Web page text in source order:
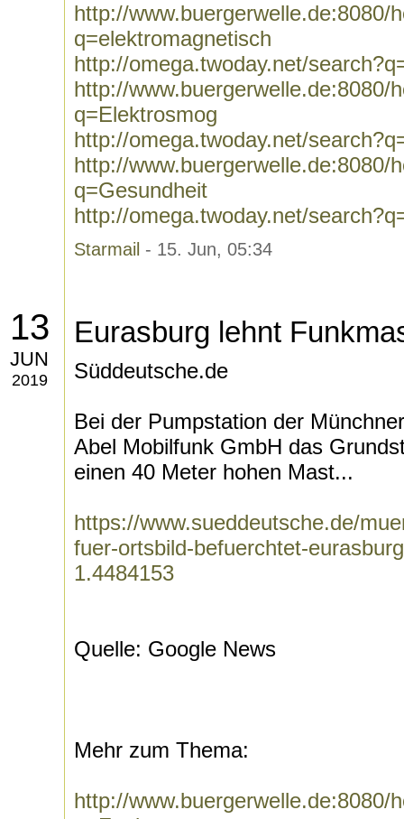
http://www.buergerwelle.de:8080/
q=elektromagnetisch
http://omega.twoday.net/
http://www.buergerwelle.de:8080/
q=Elektrosmog
http://omega.twoday.net/
http://www.buergerwelle.de:8080/
q=Gesundheit
http://omega.twoday.net/
Starmail - 15. Jun, 05:34
13
JUN
2019
Eurasburg lehnt
Süddeutsche.de
Bei der Pumpstation der
Abel Mobilfunk GmbH das
einen 40 Meter hohen Mast...
https://www.sueddeutsche.de/
fuer-ortsbild-befuerchtet-
1.4484153
Quelle: Google News
Mehr zum Thema:
http://www.buergerwelle.de:8080/